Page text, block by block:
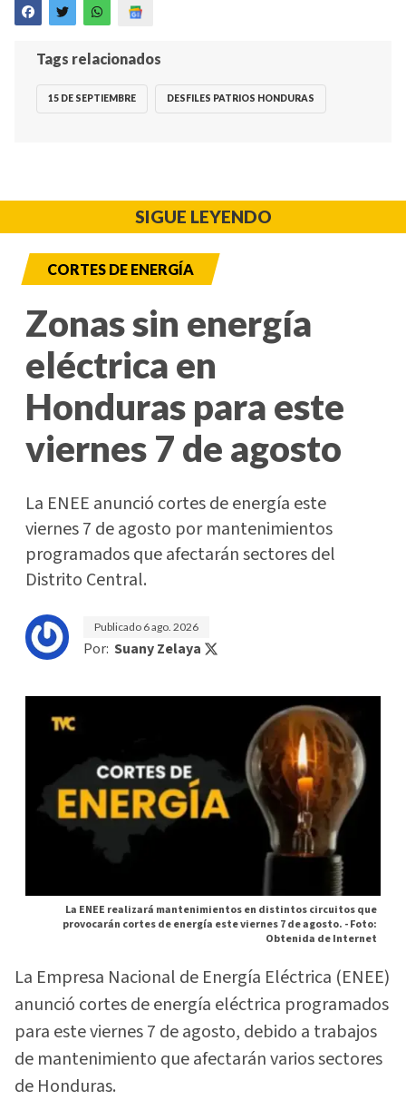
Tags relacionados
15 DE SEPTIEMBRE DESFILES PATRIOS HONDURAS
SIGUE LEYENDO
CORTES DE ENERGÍA
Zonas sin energía
eléctrica en
Honduras para este
viernes 7 de agosto
La ENEE anunció cortes de energía este
viernes 7 de agosto por mantenimientos
programados que afectarán sectores del
Distrito Central.
Publicado 6 ago. 2026
Por: Suany Zelaya
La ENEE realizará mantenimientos en distintos circuitos que
provocarán cortes de energía este viernes 7 de agosto. -Foto:
Obtenida de Internet
La Empresa Nacional de Energía Eléctrica (ENEE)
anunció cortes de energía eléctrica programados
para este viernes 7 de agosto, debido a trabajos
de mantenimiento que afectarán varios sectores
de Honduras.